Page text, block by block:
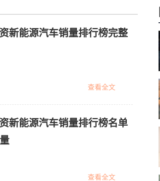
新能源汽车销量排行榜完整
查看全文
新能源汽车销量排行榜名单
查看全文